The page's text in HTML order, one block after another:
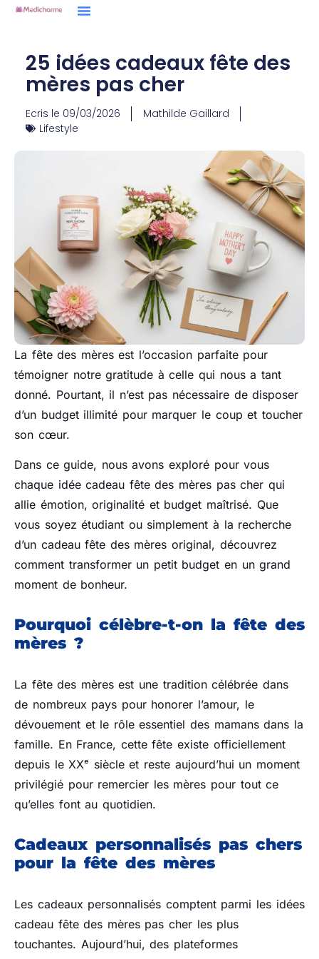
25 idées cadeaux fête des
mères pas cher
Ecris le 09/03/2026
Mathilde Gaillard
Lifestyle
La fête des mères est l’occasion parfaite pour
témoigner notre gratitude à celle qui nous a tant
donné. Pourtant, il n’est pas nécessaire de disposer
d’un budget illimité pour marquer le coup et toucher
son cœur.
Dans ce guide, nous avons exploré pour vous
chaque idée cadeau fête des mères pas cher qui
allie émotion, originalité et budget maîtrisé. Que
vous soyez étudiant ou simplement à la recherche
d’un cadeau fête des mères original, découvrez
comment transformer un petit budget en un grand
moment de bonheur.
Pourquoi célèbre-t-on la fête des
mères ?
La fête des mères est une tradition célébrée dans
de nombreux pays pour honorer l’amour, le
dévouement et le rôle essentiel des mamans dans la
famille. En France, cette fête existe officiellement
depuis le XXᵉ siècle et reste aujourd’hui un moment
privilégié pour remercier les mères pour tout ce
qu’elles font au quotidien.
Cadeaux personnalisés pas chers
pour la fête des mères
Les cadeaux personnalisés comptent parmi les idées
cadeau fête des mères pas cher les plus
touchantes. Aujourd’hui, des plateformes